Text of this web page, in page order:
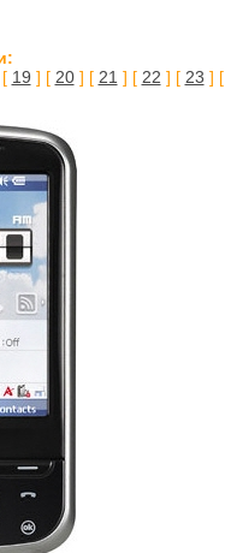
19 ] [ 20] [ 21 ] [ 22 ] [ 23 ] [